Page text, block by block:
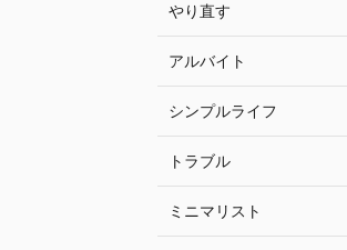
やり直す
アルバイト
シンプルライフ
トラブル
ミニマリスト